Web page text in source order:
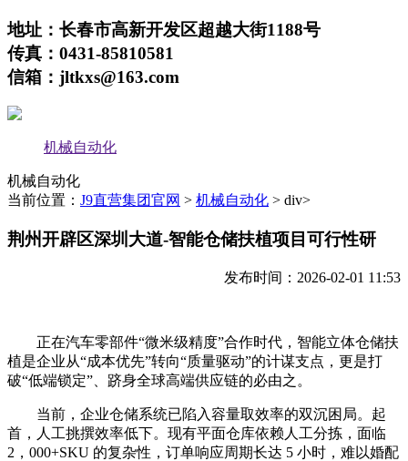
地址：长春市高新开发区超越大街1188号
传真：0431-85810581
信箱：jltkxs@163.com
机械自动化
机械自动化
当前位置： J9直营集团官网 > 机械自动化 > div>
荆州开辟区深圳大道-智能仓储扶植项目可行性研
发布时间：2026-02-01 11:53
正在汽车零部件“微米级精度”合作时代，智能立体仓储扶
植是企业从“成本优先”转向“质量驱动”的计谋支点，更是打
破“低端锁定”、跻身全球高端供应链的必由之。
当前，企业仓储系统已陷入容量取效率的双沉困局。起
首，人工挑撰效率低下。现有平面仓库依赖人工分拣，面临
2，000+SKU 的复杂性，订单响应周期长达 5 小时，难以婚配